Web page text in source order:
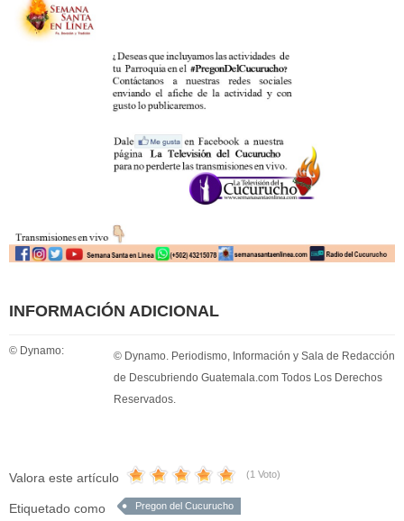
INFORMACIÓN ADICIONAL
© Dynamo:
© Dynamo. Periodismo, Información y Sala de Redacción
de Descubriendo Guatemala.com Todos Los Derechos
Reservados.
Valora este artículo (1 Voto)
Etiquetado como Pregon del Cucurucho